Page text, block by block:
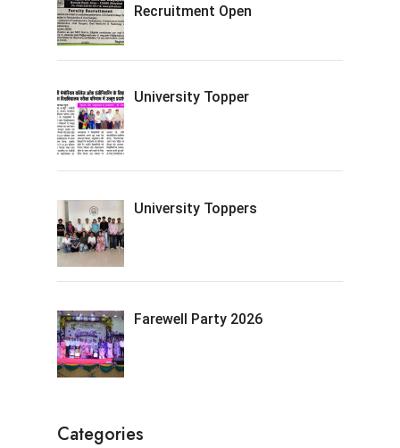
Recruitment Open
University Topper
University Toppers
Farewell Party 2026
Categories